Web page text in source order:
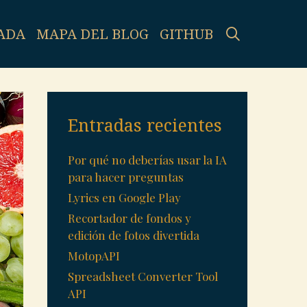
MAPA DEL BLOG GITHUB
Entradas recientes
Por qué no deberías usar la IA
para hacer preguntas
Lyrics en Google Play
Recortador de fondos y
edición de fotos divertida
MotopAPI
Spreadsheet Converter Tool
API